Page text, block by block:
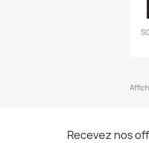
Recevez nos